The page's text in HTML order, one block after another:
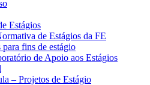
Estágios
de Estágios da FE
fins de estágio
de Apoio aos Estágios
– Projetos de Estágio